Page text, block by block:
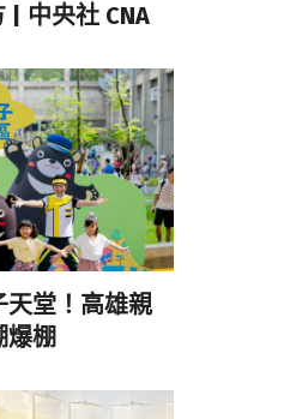
| 中央社 CNA
天堂！高雄親
爆棚